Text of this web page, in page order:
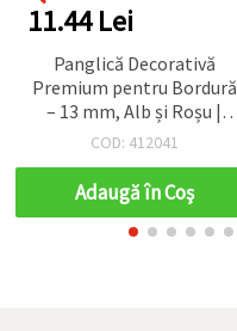
11.44 Lei
Panglică Decorativă
Premium pentru Bordură
– 13 mm, Alb și Roșu |
Rolă 5 m pentru
și Proiecte Handmade
COD: 412041
Adaugă în Coş